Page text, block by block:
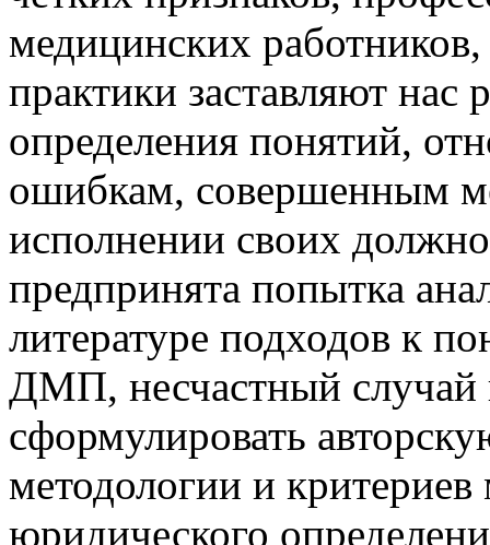
медицинских
практики заставляют
определения понятий,
ошибкам, совершенным
исполнении своих
предпринята попытка
литературе подходов к
ДМП, несчастный случай
сформулировать
методологии и критериев
юридического